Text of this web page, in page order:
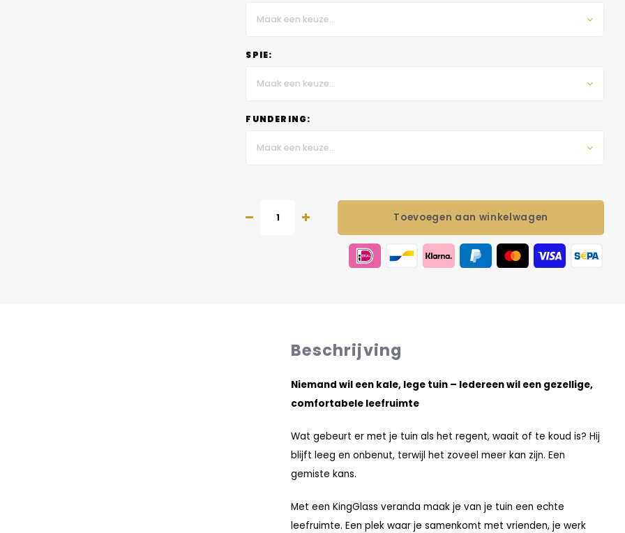
Maak een keuze...
SPIE:
Maak een keuze...
FUNDERING:
Maak een keuze...
Toevoegen aan winkelwagen
Beschrijving
Niemand wil een kale, lege tuin – Iedereen wil een gezellige,
comfortabele leefruimte
Wat gebeurt er met je tuin als het regent, waait of te koud is? Hij
blijft leeg en onbenut, terwijl het zoveel meer kan zijn. Een
gemiste kans.
Met een KingGlass veranda maak je van je tuin een echte
leefruimte. Een plek waar je samenkomt met vrienden, je werk